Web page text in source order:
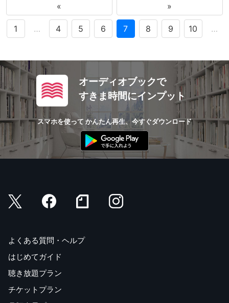
« »
1 … 4 5 6 7 8 9 10 …
オーディオブックで
すきま時間にインプット
スマホを使って かんたん再生、今すぐダウンロード
よくある質問・ヘルプ
はじめてガイド
聴き放題プラン
チケットプラン